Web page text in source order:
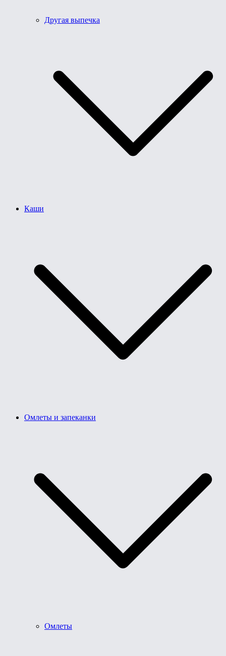
Другая выпечка
Каши
Омлеты и запеканки
Омлеты